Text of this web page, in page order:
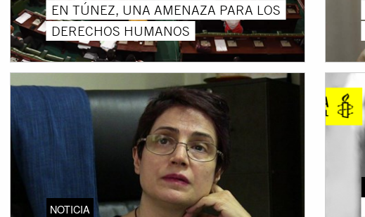
EN TÚNEZ, UNA AMENAZA PARA LOS
DERECHOS HUMANOS
NOTICIA